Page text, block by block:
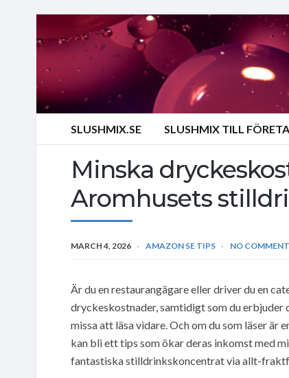
SLUSHMIX.SE SLUSHMIX TILL
Minska
Aromhusets
MARCH 4, 2026 AMAZON SE TIPS NO
Är du en restaurangägare eller driver du en
dryckeskostnader, samtidigt som du
missa att läsa vidare. Och om du som läser är
kan bli ett tips som ökar deras inkomst med
fantastiska stilldrinkskoncentrat via allt-